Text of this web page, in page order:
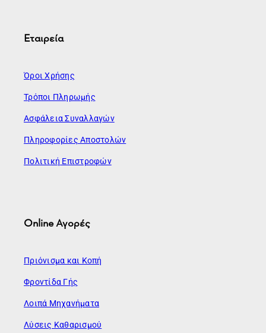
Εταιρεία
Όροι Χρήσης
Τρόποι Πληρωμής
Ασφάλεια Συναλλαγών
Πληροφορίες Αποστολών
Πολιτική Επιστροφών
Online Αγορές
Πριόνισμα και Κοπή
Φροντίδα Γής
Λοιπά Μηχανήματα
Λύσεις Καθαρισμού